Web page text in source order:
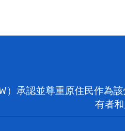
）承認並尊重原住民作為
有者和